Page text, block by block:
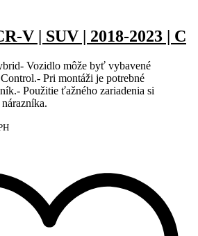
V | SUV | 2018-2023 | C
Vozidlo môže byť vybavené
Pri montáži je potrebné
Použitie ťažného zariadenia si